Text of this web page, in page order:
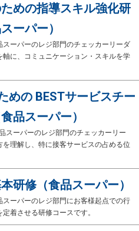
めの指導スキル強化研
ーパー）
ーパーのレジ部門のチェッカーリーダ
に、コミュニケーション・スキルを学
めの BESTサービスチー
品スーパー）
スーパーのレジ部門のチェッカーリー
理解し、特に接客サービスの占める位
研修（食品スーパー）
ーパーのレジ部門にお客様起点での行
着させる研修コースです。